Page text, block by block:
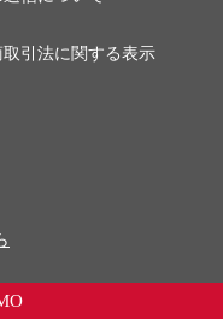
引法に関する表示